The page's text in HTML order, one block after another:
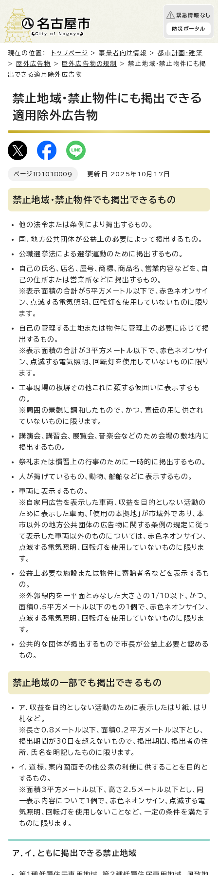
緊急情報なし
防災ポータル
現在の位置： トップページ >事業者向け情報 >都市計画・建築
>屋外広告物 >屋外広告物の規制
> 禁止地域・禁止物件にも掲
出できる適用除外広告物
禁止地域・禁止物件にも掲出できる
適用除外広告物
ページID 1018009 更新日 2025年10月17日
禁止地域・禁止物件でも掲出できるもの
他の法令または条例により掲出するもの。
国、地方公共団体が公益上の必要によって掲出するもの。
公職選挙法による選挙運動のために掲出するもの。
自己の氏名、店名、屋号、商標、商品名、営業内容などを、自
己の住所または営業所などに掲出するもの。
※表示面積の合計が5平方メートル以下で、赤色ネオンサイ
ン、点滅する電気照明、回転灯を使用していないものに限り
ます。
自己の管理する土地または物件に管理上の必要に応じて掲
出するもの。
※表示面積の合計が3平方メートル以下で、赤色ネオンサイ
ン、点滅する電気照明、回転灯を使用していないものに限り
ます。
工事現場の板塀その他これに類する仮囲いに表示するも
の。
※周囲の景観に調和したもので、かつ、宣伝の用に供され
ていないものに限ります。
講演会、講習会、展覧会、音楽会などのため会場の敷地内に
掲出するもの。
祭礼または慣習上の行事のために一時的に掲出するもの。
人が掲げているもの、動物、船舶などに表示するもの。
車両に表示するもの。
※自家用広告を表示した車両、収益を目的としない活動の
ために表示した車両、「使用の本拠地」が市域外であり、本
市以外の地方公共団体の広告物に関する条例の規定に従っ
て表示した車両以外のものについては、赤色ネオンサイン、
点滅する電気照明、回転灯を使用していないものに限りま
す。
公益上必要な施設または物件に寄贈者名などを表示するも
の。
※外郭線内を一平面とみなした大きさの1/10以下、かつ、
面積0.5平方メートル以下のもの1個で、赤色ネオンサイン、
点滅する電気照明、回転灯を使用していないものに限りま
す。
公共的な団体が掲出するもので市長が公益上必要と認める
もの。
禁止地域の一部でも掲出できるもの
ア．収益を目的としない活動のために表示したはり紙、はり
札など。
※長さ0.8メートル以下、面積0.2平方メートル以下とし、
掲出期間が30日を超えないもので、掲出期間、掲出者の住
所、氏名を明記したものに限ります。
イ．道標、案内図面その他公衆の利便に供することを目的と
するもの。
※面積3平方メートル以下、高さ2.5メートル以下とし、同
一表示内容について1個で、赤色ネオンサイン、点滅する電
気照明、回転灯を使用しないことなど、一定の条件を満たす
ものに限ります。
ア．イ．ともに掲出できる禁止地域